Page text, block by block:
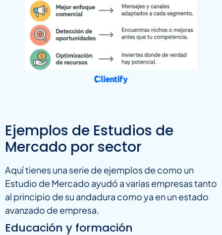
Ejemplos de Estudios de
Mercado por sector
Aquí tienes una serie de ejemplos de como un
Estudio de Mercado ayudó a varias empresas tanto
al principio de su andadura como ya en un estado
avanzado de empresa.
Educación y formación